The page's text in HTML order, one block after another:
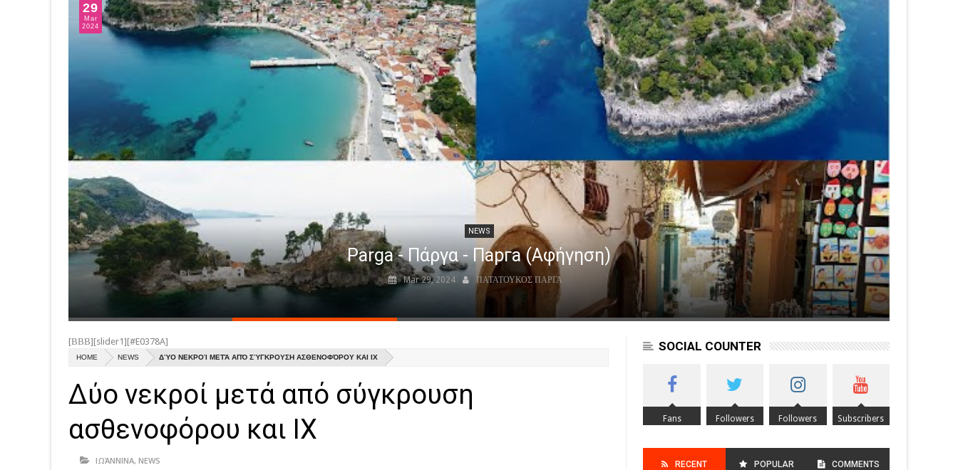
Ενιαία Αίτηση Ενίσχυσης
χρηματοδότηση της
λειτουργίας του"
29
Mar
2024
NEWS
Parga - Πάργα - Парга (Αφήγηση)
Mar 29, 2024 ΠΑΤΑΤΟΥΚΟΣ ΠΑΡΓΑ
[ΒΒΒ][slider1][#E0378A]
HOME NEWS ΔΎΟ ΝΕΚΡΟΊ ΜΕΤΆ ΑΠΌ ΣΎΓΚΡΟΥΣΗ ΑΣΘΕΝΟΦΌΡΟΥ ΚΑΙ ΙΧ
Δύο νεκροί μετά από σύγκρουση
ασθενοφόρου και ΙΧ
ΙΩΆΝΝΙΝΑ, NEWS
SOCIAL COUNTER
Fans Followers Followers Subscribers
RECENT POPULAR COMMENTS